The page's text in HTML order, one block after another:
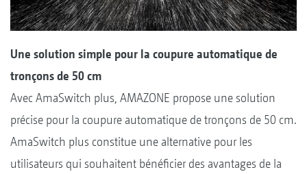
Une solution simple pour la coupure automatique de
tronçons de 50 cm
Avec AmaSwitch plus, AMAZONE propose une solution
précise pour la coupure automatique de tronçons de 50 cm.
AmaSwitch plus constitue une alternative pour les
utilisateurs qui souhaitent bénéficier des avantages de la